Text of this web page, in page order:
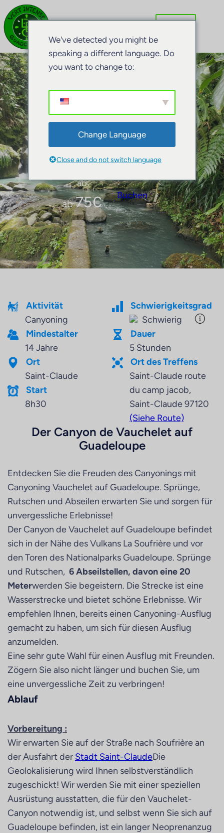
Canyoning Vauchelet
ab
ab75€ Buchen
Aktivität
Canyoning
Mindestalter
14 Jahre
Ort
Saint-Claude
Start
8h30
Schwierigkeitsgrad
Schwierig
Dauer
5 Stunden
Ort des Treffens
Saint-Claude route
du camp jacob,
Saint-Claude 97120
(Siehe Route)
Der Canyon de Vauchelet auf
Guadeloupe
Entdecken Sie die Freuden des Canyonings mit
Canyoning Vauchelet auf Guadeloupe. Sprünge,
Rutschen und Abseilen erwarten Sie und sorgen für
unvergessliche Erlebnisse!
Der Canyon de Vauchelet auf Guadeloupe befindet
sich in der Nähe des Vulkans La Soufrière und vor
den Toren des Nationalparks Guadeloupe. Sprünge
und Rutschen, 6 Abseilstellen, davon eine 20
Meterwerden Sie begeistern. Die Strecke ist eine
Wasserstrecke und bietet schöne Erlebnisse. Wir
empfehlen Ihnen, bereits einen Canyoning-Ausflug
gemacht zu haben, um sich für diesen Ausflug
anzumelden.
Eine sehr gute Wahl für einen Ausflug mit Freunden.
Zögern Sie also nicht länger und buchen Sie, um
eine unvergessliche Zeit zu verbringen!
Ablauf
Vorbereitung :
Wir erwarten Sie auf der Straße nach Soufrière an
der Ausfahrt der Stadt Saint-ClaudeDie
Geolokalisierung wird Ihnen selbstverständlich
zugeschickt! Wir werden Sie mit einer speziellen
Ausrüstung ausstatten, die für den Vauchelet-
Canyon notwendig ist, und selbst wenn Sie sich auf
Guadeloupe befinden, ist ein langer Neoprenanzug
We've detected you might be
speaking a different language. Do
you want to change to:
Change Language
Close and do not switch language